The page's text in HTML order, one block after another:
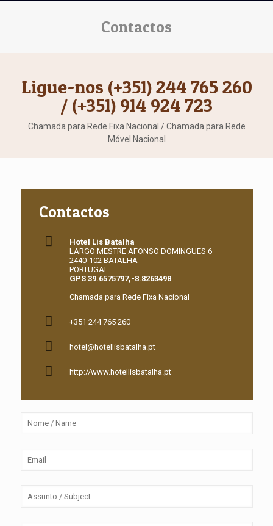
Contactos
Ligue-nos (+351) 244 765 260
/ (+351) 914 924 723
Chamada para Rede Fixa Nacional / Chamada para Rede
Móvel Nacional
Contactos
Hotel Lis Batalha
LARGO MESTRE AFONSO DOMINGUES 6
2440-102 BATALHA
PORTUGAL
GPS 39.6575797,-8.8263498‎
Chamada para Rede Fixa Nacional
+351 244 765 260
hotel@hotellisbatalha.pt
http://www.hotellisbatalha.pt